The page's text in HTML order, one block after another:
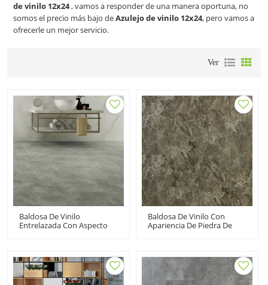
de vinilo 12x24, vamos a responder de una manera oportuna, no
somos el precio más bajo deAzulejo de vinilo 12x24, pero vamos a
ofrecerle un mejor servicio.
Ver
Baldosa De Vinilo
Entrelazada Con Aspecto
12''x24'' 5,0 Mm/0,3 Mm
Fácil Instalación HTS 8017
Baldosa De Vinilo Con
Apariencia De Piedra De
Mm Fácil De Limpiar
Premium Económico
Resiliente HTS 8002